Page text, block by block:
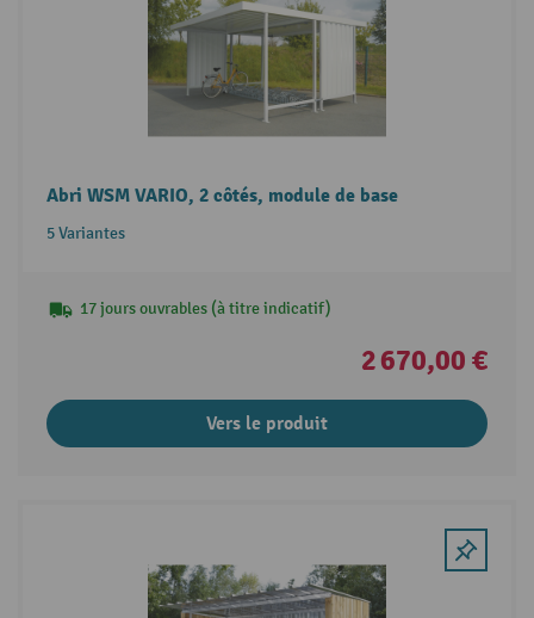
Abri WSM VARIO, 2 côtés, module de base
5 Variantes
17 jours ouvrables (à titre indicatif)
2 670,00 €
Vers le produit